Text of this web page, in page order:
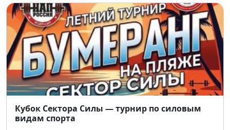
U20 - Россия U18 состоится
мая
Начало шоу-программы: 19:10
Ссылка на покупку билетов
Посещение дневных матчей основного
турнира бесплатное
📌Основная информация:
📅 14–17 мая 2026
📍Сибирь-Арена
Кубок Сектора Силы — турнир по силовым
видам спорта